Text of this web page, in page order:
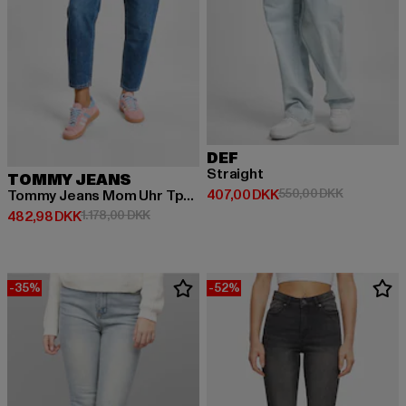
TOMMY JEANS
Tommy Jeans Mom Uhr Tprd Jeans
482,98 DKK
Nuværende pris: 482,98 DKK
1.178,00 DKKKampagnepris: 1.178,00 DKK
DEF
Straight
407,00 DKK
Nuværende pris: 407,00 DKK
550,00 DKK
-35% -52%